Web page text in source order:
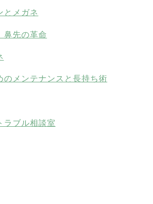
とメガネ
鼻先の革命
のメンテナンスと長持ち術
ラブル相談室